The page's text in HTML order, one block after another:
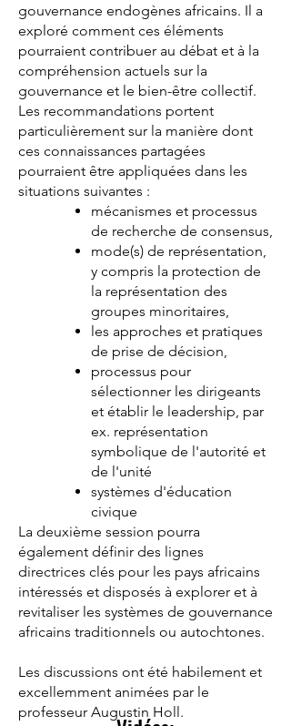
gouvernance endogènes africains. Il a
exploré comment ces éléments
pourraient contribuer au débat et à la
compréhension actuels sur la
gouvernance et le bien-être collectif.
Les recommandations portent
particulièrement sur la manière dont
ces connaissances partagées
pourraient être appliquées dans les
situations suivantes :
mécanismes et processus
de recherche de consensus,
mode(s) de représentation,
y compris la protection de
la représentation des
groupes minoritaires,
les approches et pratiques
de prise de décision,
processus pour
sélectionner les dirigeants
et établir le leadership, par
ex. représentation
symbolique de l'autorité et
de l'unité
systèmes d'éducation
civique
La deuxième session pourra
également définir des lignes
directrices clés pour les pays africains
intéressés et disposés à explorer et à
revitaliser les systèmes de gouvernance
africains traditionnels ou autochtones.
Les discussions ont été habilement et
excellemment animées par le
professeur Augustin Holl.